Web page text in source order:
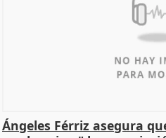
Ángeles Férriz asegura